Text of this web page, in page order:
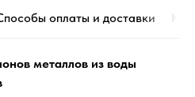
оплаты и доставки
металлов из воды